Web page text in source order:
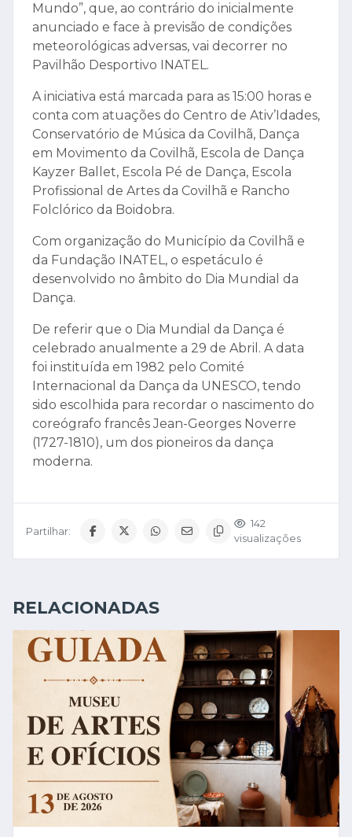
Mundo”, que, ao contrário do inicialmente
anunciado e face à previsão de condições
meteorológicas adversas, vai decorrer no
Pavilhão Desportivo INATEL.
A iniciativa está marcada para as 15:00 horas e
conta com atuações do Centro de Ativ’Idades,
Conservatório de Música da Covilhã, Dança
em Movimento da Covilhã, Escola de Dança
Kayzer Ballet, Escola Pé de Dança, Escola
Profissional de Artes da Covilhã e Rancho
Folclórico da Boidobra.
Com organização do Município da Covilhã e
da Fundação INATEL, o espetáculo é
desenvolvido no âmbito do Dia Mundial da
Dança.
De referir que o Dia Mundial da Dança é
celebrado anualmente a 29 de Abril. A data
foi instituída em 1982 pelo Comité
Internacional da Dança da UNESCO, tendo
sido escolhida para recordar o nascimento do
coreógrafo francês Jean-Georges Noverre
(1727-1810), um dos pioneiros da dança
moderna.
Partilhar:
142
visualizações
RELACIONADAS